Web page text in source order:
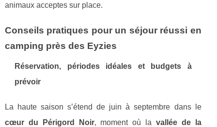
animaux acceptes sur place.
Conseils pratiques pour un séjour réussi en
camping près des Eyzies
Réservation, périodes idéales et budgets à
prévoir
La haute saison s’étend de juin à septembre dans le
cœur du Périgord Noir, moment où la vallée de la